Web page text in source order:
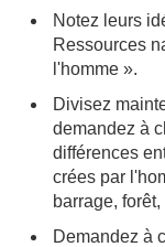
Notez leurs
Ressources
l'homme ».
Divisez
demandez à
différences
crées par
barrage, forêt,
Demandez à